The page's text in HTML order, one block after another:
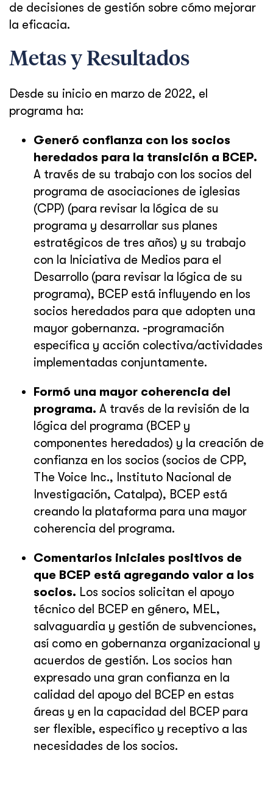
de decisiones de gestión sobre cómo mejorar
la eficacia.
Metas y Resultados
Desde su inicio en marzo de 2022, el
programa ha:
Generó confianza con los socios
heredados para la transición a BCEP.
A través de su trabajo con los socios del
programa de asociaciones de iglesias
(CPP) (para revisar la lógica de su
programa y desarrollar sus planes
estratégicos de tres años) y su trabajo
con la Iniciativa de Medios para el
Desarrollo (para revisar la lógica de su
programa), BCEP está influyendo en los
socios heredados para que adopten una
mayor gobernanza. -programación
específica y acción colectiva/actividades
implementadas conjuntamente.
Formó una mayor coherencia del
programa. A través de la revisión de la
lógica del programa (BCEP y
componentes heredados) y la creación de
confianza en los socios (socios de CPP,
The Voice Inc., Instituto Nacional de
Investigación, Catalpa), BCEP está
creando la plataforma para una mayor
coherencia del programa.
Comentarios iniciales positivos de
que BCEP está agregando valor a los
socios. Los socios solicitan el apoyo
técnico del BCEP en género, MEL,
salvaguardia y gestión de subvenciones,
así como en gobernanza organizacional y
acuerdos de gestión. Los socios han
expresado una gran confianza en la
calidad del apoyo del BCEP en estas
áreas y en la capacidad del BCEP para
ser flexible, específico y receptivo a las
necesidades de los socios.